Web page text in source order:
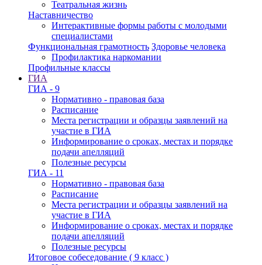
Театральная жизнь
Наставничество
Интерактивные формы работы с молодыми
специалистами
Функциональная грамотность Здоровье человека
Профилактика наркомании
Профильные классы
ГИА
ГИА - 9
Нормативно - правовая база
Расписание
Места регистрации и образцы заявлений на
участие в ГИА
Информирование о сроках, местах и порядке
подачи апелляций
Полезные ресурсы
ГИА - 11
Нормативно - правовая база
Расписание
Места регистрации и образцы заявлений на
участие в ГИА
Информирование о сроках, местах и порядке
подачи апелляций
Полезные ресурсы
Итоговое собеседование ( 9 класс )